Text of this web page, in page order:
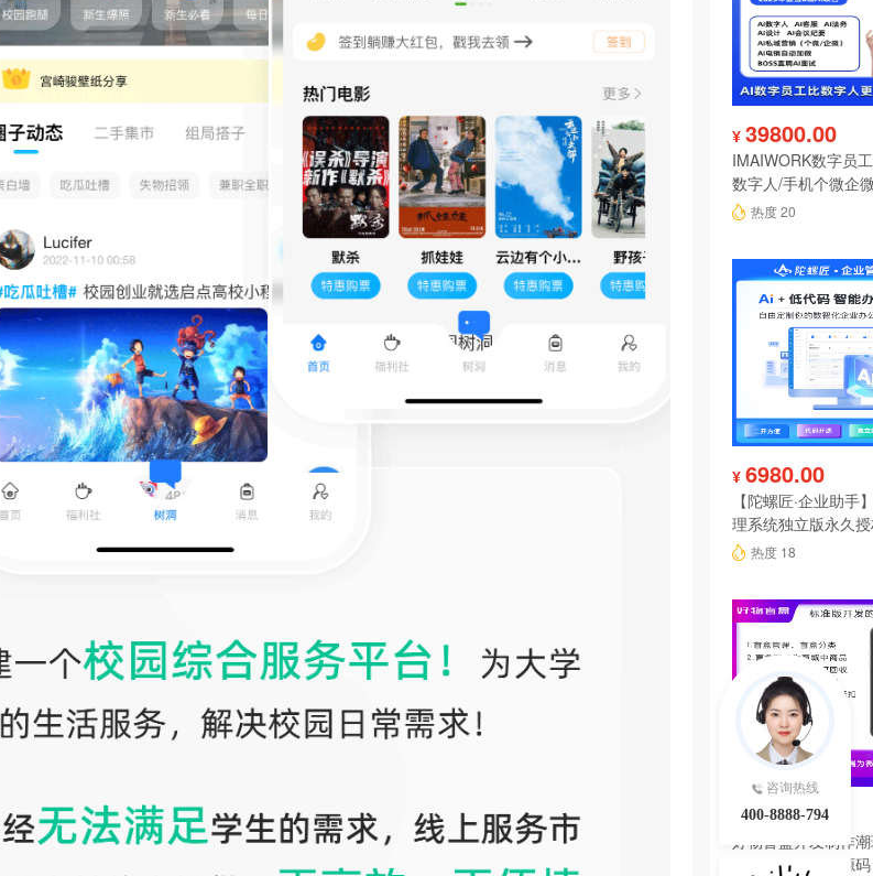
¥ 39800.00
IMAIWORK数字员
数字人/手机个微企
陪练/电销/客服/法
热度 20
¥ 6980.00
【陀螺匠·企业助手
理系统独立版永久
热度 18
3000.00
好物盲盒开发制作
软件系统小程序源码
咨询热线
400-8888-794